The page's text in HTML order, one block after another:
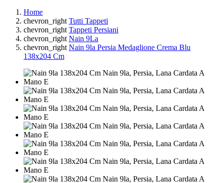
Home
chevron_right Tutti Tappeti
chevron_right Tappeti Persiani
chevron_right Nain 9La
chevron_right Nain 9la Persia Medaglione Crema Blu
138x204 Cm